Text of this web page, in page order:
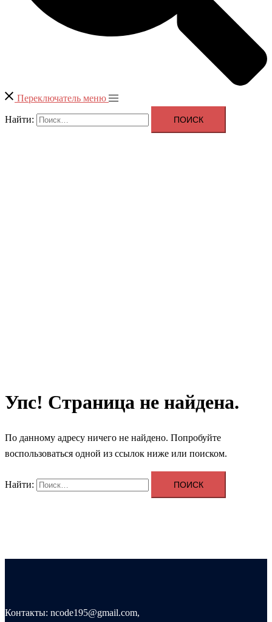
Переключатель меню
Найти:
Упс! Страница не найдена.
По данному адресу ничего не найдено. Попробуйте
воспользоваться одной из ссылок ниже или поиском.
Найти:
Контакты: ncode195@gmail.com,